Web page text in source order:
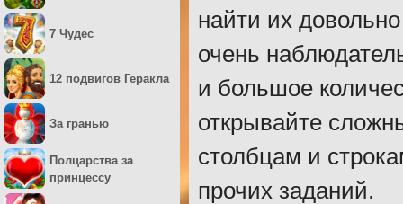
найти их
очень
и большое
открывайте
столбцам и
прочих заданий.
7 Чудес
12 подвигов Геракла
За гранью
Полцарства за
принцессу